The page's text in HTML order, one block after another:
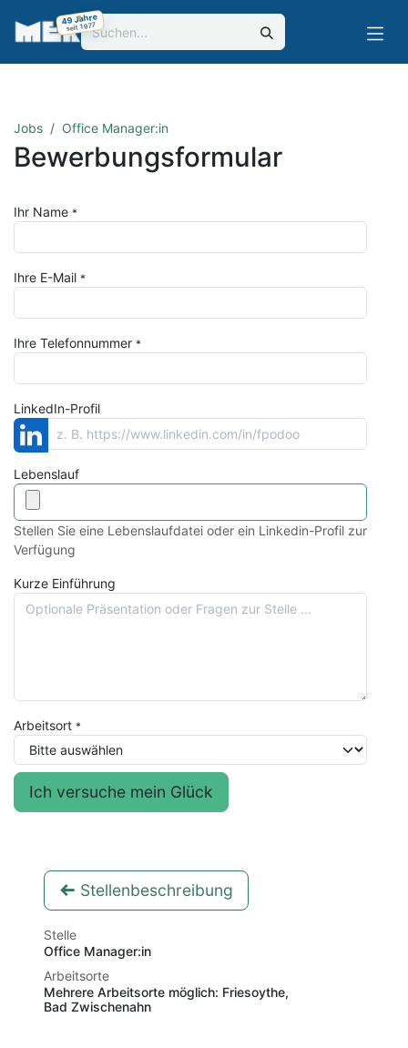
Zum Inhalt springen
49 Jahre
seit 1977
Jobs Office Manager:in
Bewerbungsformular
Ihr Name *
Ihre E-Mail *
Ihre Telefonnummer *
LinkedIn-Profil
Lebenslauf
Stellen Sie eine Lebenslaufdatei oder ein Linkedin-Profil zur
Verfügung
Kurze Einführung
Arbeitsort *
Ich versuche mein Glück
Stellenbeschreibung
Stelle
Office Manager:in
Arbeitsorte
Mehrere Arbeitsorte möglich: Friesoythe,
Bad Zwischenahn